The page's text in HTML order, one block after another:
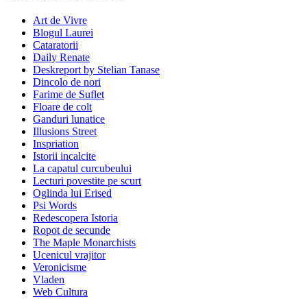
Art de Vivre
Blogul Laurei
Cataratorii
Daily Renate
Deskreport by Stelian Tanase
Dincolo de nori
Farime de Suflet
Floare de colt
Ganduri lunatice
Illusions Street
Inspriation
Istorii incalcite
La capatul curcubeului
Lecturi povestite pe scurt
Oglinda lui Erised
Psi Words
Redescopera Istoria
Ropot de secunde
The Maple Monarchists
Ucenicul vrajitor
Veronicisme
Vladen
Web Cultura